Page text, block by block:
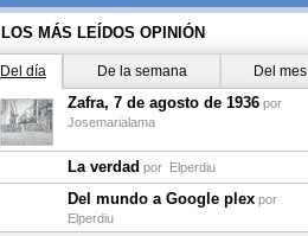
LOS MÁS LEÍDOS OPINIÓN
Del día De la semana Del mes
Zafra, 7 de agosto de 1936 por
Josemarialama
La verdad por Elperdiu
Del mundo a Google plex por
Elperdiu